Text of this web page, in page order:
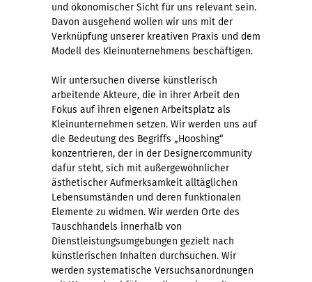
und ökonomischer Sicht für uns relevant sein.
Davon ausgehend wollen wir uns mit der
Verknüpfung unserer kreativen Praxis und dem
Modell des Kleinunternehmens beschäftigen.
Wir untersuchen diverse künstlerisch
arbeitende Akteure, die in ihrer Arbeit den
Fokus auf ihren eigenen Arbeitsplatz als
Kleinunternehmen setzen. Wir werden uns auf
die Bedeutung des Begriffs „Hooshing“
konzentrieren, der in der Designercommunity
dafür steht, sich mit außergewöhnlicher
ästhetischer Aufmerksamkeit alltäglichen
Lebensumständen und deren funktionalen
Elemente zu widmen. Wir werden Orte des
Tauschhandels innerhalb von
Dienstleistungsumgebungen gezielt nach
künstlerischen Inhalten durchsuchen. Wir
werden systematische Versuchsanordnungen